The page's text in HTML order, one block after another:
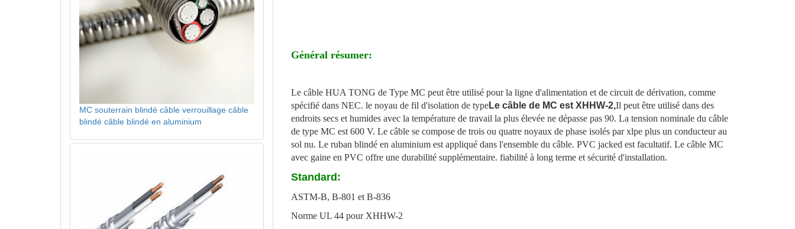
Général résumer:
Le câble HUA TONG de Type MC peut être utilisé pour la ligne d'alimentation et de circuit de dérivation, comme
spécifié dans NEC. le noyau de fil d'isolation de typeLe câble de MC est XHHW-2,Il peut être utilisé dans des
endroits secs et humides avec la température de travail la plus élevée ne dépasse pas 90. La tension nominale du câble
de type MC est 600 V. Le câble se compose de trois ou quatre noyaux de phase isolés par xlpe plus un conducteur au
sol nu. Le ruban blindé en aluminium est appliqué dans l'ensemble du câble. PVC jacked est facultatif. Le câble MC
avec gaine en PVC offre une durabilité supplémentaire. fiabilité à long terme et sécurité d'installation.
Standard:
ASTM-B, B-801 et B-836
Norme UL 44 pour XHHW-2
MC souterrain blindé câble verrouillage câble
blindé câble blindé en aluminium